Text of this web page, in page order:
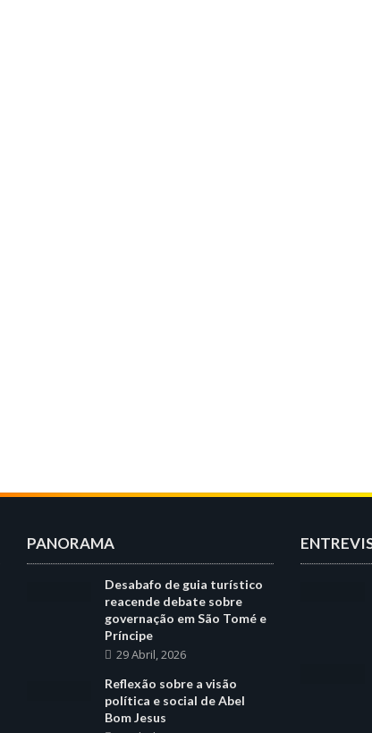
PANORAMA
Desabafo de guia turístico
reacende debate sobre
governação em São Tomé e
Príncipe
29 Abril, 2026
Reflexão sobre a visão
política e social de Abel
Bom Jesus